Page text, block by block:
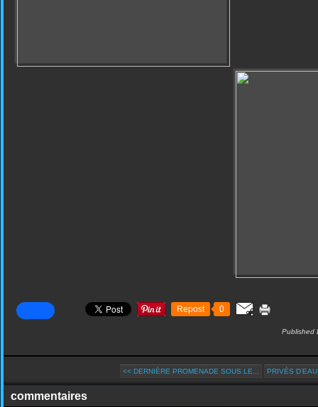
Repost 0
Published
<< DERNIÈRE PROMENADE SOUS LE... PRIVÉS
commentaires